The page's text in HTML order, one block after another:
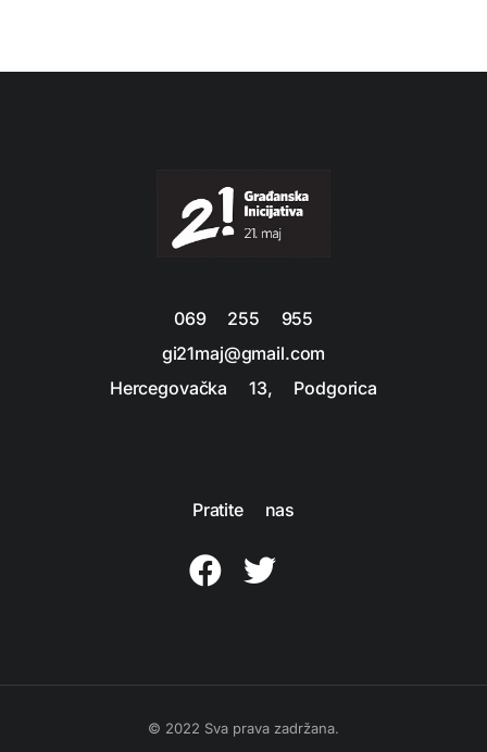
069 255 955
gi21maj@gmail.com
Hercegovačka 13, Podgorica
Pratite nas
© 2022 Sva prava zadržana.